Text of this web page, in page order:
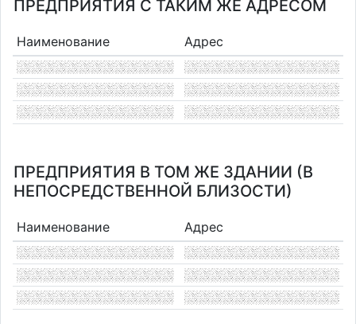
ПРЕДПРИЯТИЯ С ТАКИМ ЖЕ АДРЕСОМ
Наименование Адрес
ПРЕДПРИЯТИЯ В ТОМ ЖЕ ЗДАНИИ (В
НЕПОСРЕДСТВЕННОЙ БЛИЗОСТИ)
Наименование Адрес